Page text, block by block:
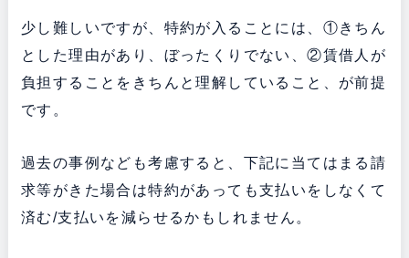
少し難しいですが、特約が入ることには、①きちん
とした理由があり、ぼったくりでない、②賃借人が
負担することをきちんと理解していること、が前提
です。
過去の事例なども考慮すると、下記に当てはまる請
求等がきた場合は特約があっても支払いをしなくて
済む/支払いを減らせるかもしれません。